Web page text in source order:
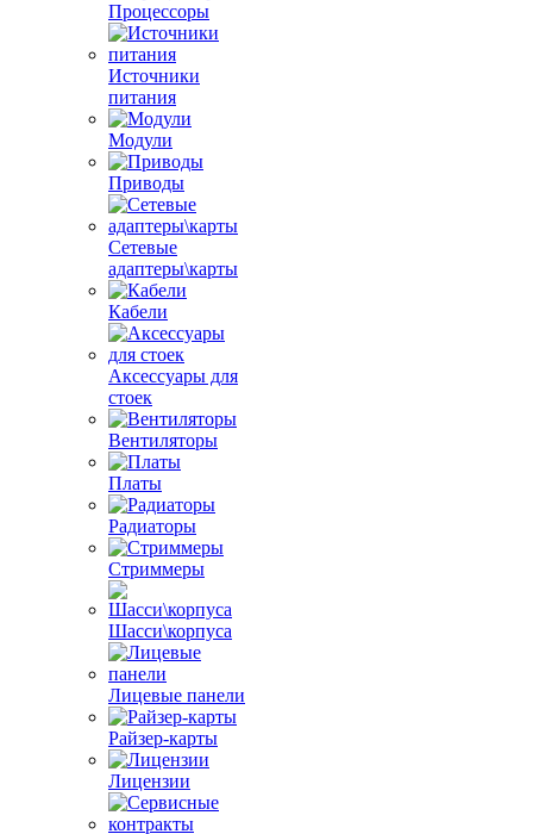
Процессоры
Источники
питания
Модули
Приводы
Сетевые
адаптеры\карты
Кабели
Аксессуары для
стоек
Вентиляторы
Платы
Радиаторы
Стриммеры
Шасси\корпуса
Лицевые панели
Райзер-карты
Лицензии